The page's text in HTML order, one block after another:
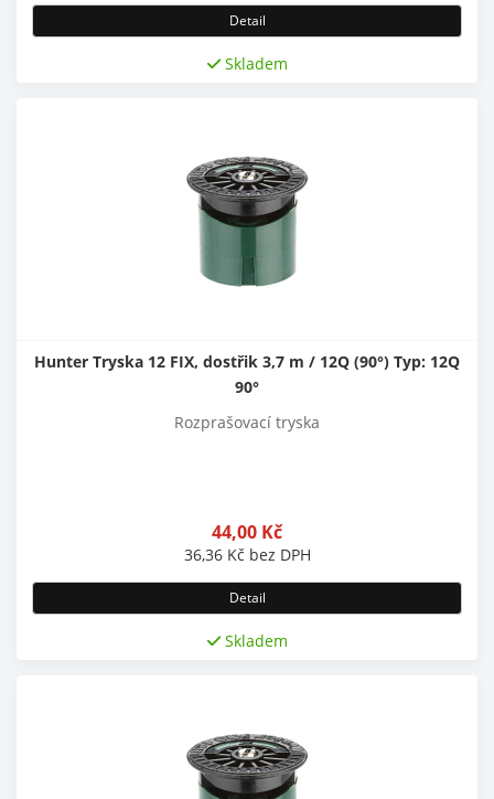
Detail
Skladem
Hunter Tryska 12 FIX, dostřik 3,7 m / 12Q (90°) Typ: 12Q
90°
Rozprašovací tryska
44,00 Kč
36,36 Kč bez DPH
Detail
Skladem